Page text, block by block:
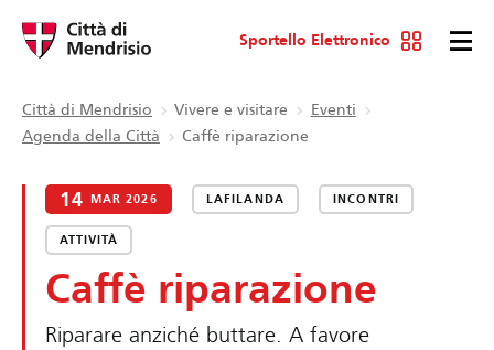
Sportello Elettronico
Città di Mendrisio Vivere e visitare
Eventi
Agenda della Città
Caffè riparazione
14 MAR 2026 LAFILANDA INCONTRI
ATTIVITÀ
Caffè riparazione
Riparare anziché buttare. A favore